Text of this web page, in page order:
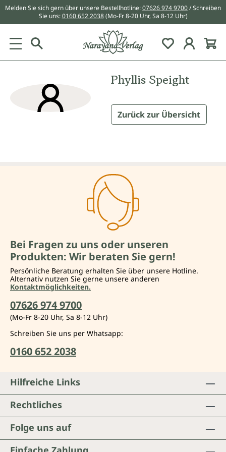
springen
Melden Sie sich gern über unsere Bestellhotline:07626 974 9700/ Schreiben
Sie uns:0160 652 2038 (Mo-Fr 8-20 Uhr, Sa 8-12 Uhr)
Du hast 0
Phyllis Speight
Zurück zur Übersicht
Bei Fragen zu uns oder unseren
Produkten: Wir beraten Sie gern!
Persönliche Beratung erhalten Sie über unsere Hotline.
Alternativ nutzen Sie gerne unsere anderen
Kontaktmöglichkeiten.
07626 974 9700
(Mo-Fr 8-20 Uhr, Sa 8-12 Uhr)
Schreiben Sie uns per Whatsapp:
0160 652 2038
Folge uns auf
Hilfreiche Links
Rechtliches